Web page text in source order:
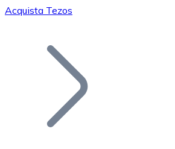
Bitcoin
Acquista Tezos